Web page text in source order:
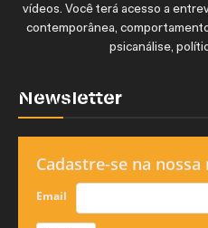
vídeos. Você terá acesso a
contemporânea,
psicanálise,
Newsletter
Cadastre-se na
Email